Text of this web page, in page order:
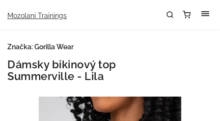
Mozolani Trainings
Dámsky bikinový top
Summerville - Lila
Značka:Gorilla Wear